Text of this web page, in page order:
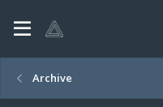
Archive